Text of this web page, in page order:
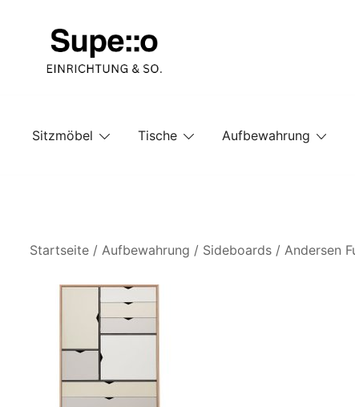
Sitzmöbel
Tische Aufbewahrung
Startseite / Aufbewahrung / Sideboards / Andersen